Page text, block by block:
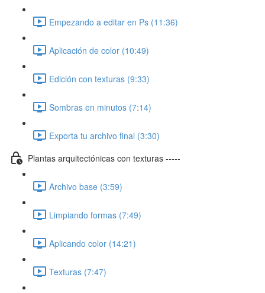
Empezando a editar en Ps (11:36)
Aplicación de color (10:49)
Edición con texturas (9:33)
Sombras en minutos (7:14)
Exporta tu archivo final (3:30)
Plantas arquitectónicas con texturas -----
Archivo base (3:59)
Limpiando formas (7:49)
Aplicando color (14:21)
Texturas (7:47)